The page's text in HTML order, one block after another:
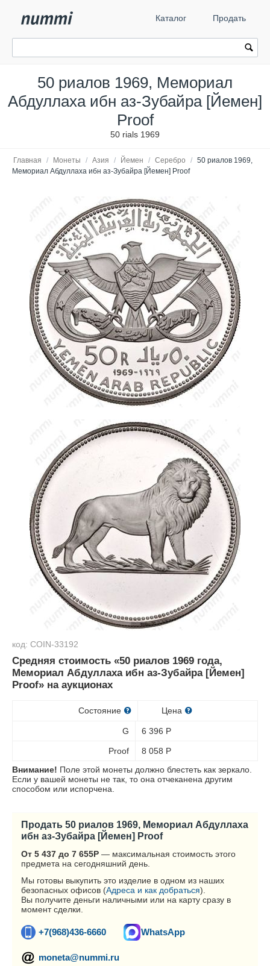
Каталог Продать
50 риалов 1969, Мемориал
Абдуллаха ибн аз-Зубайра [Йемен]
Proof
50 rials 1969
Главная / Монеты / Азия / Йемен / Серебро / 50 риалов 1969,
Мемориал Абдуллаха ибн аз-Зубайра [Йемен] Proof
код: COIN-33192
Средняя стоимость «50 риалов 1969 года,
Мемориал Абдуллаха ибн аз-Зубайра [Йемен]
Proof» на аукционах
Состояние Цена
G 6 396 Р
Proof 8 058 Р
Внимание! Поле этой монеты должно блестеть как зеркало.
Если у вашей монеты не так, то она отчеканена другим
способом или испорчена.
Продать 50 риалов 1969, Мемориал Абдуллаха
ибн аз-Зубайра [Йемен] Proof
От 5 437 до 7 655Р — максимальная стоимость этого
предмета на сегодняшний день.
Мы готовы выкупить это изделие в одном из наших
безопасных офисов (Адреса и как добраться).
Вы получите деньги наличными или на карту сразу в
момент сделки.
+7(968)436-6660 WhatsApp
moneta@nummi.ru